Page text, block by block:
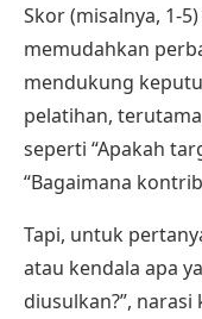
Skor (misalnya, 1-
memudahkan
mendukung
pelatihan,
seperti “Apakah
“Bagaimana
Tapi, untuk
atau kendala apa
diusulkan?”,